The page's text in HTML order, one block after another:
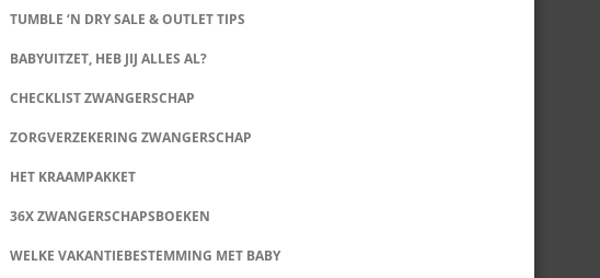
TUMBLE ‘N DRY SALE & OUTLET TIPS
BABYUITZET, HEB JIJ ALLES AL?
CHECKLIST ZWANGERSCHAP
ZORGVERZEKERING ZWANGERSCHAP
HET KRAAMPAKKET
36X ZWANGERSCHAPSBOEKEN
WELKE VAKANTIEBESTEMMING MET BABY